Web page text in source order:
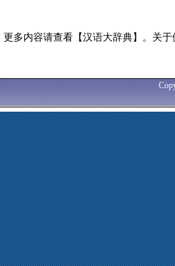
更多内容请查看【汉语大辞典】。关